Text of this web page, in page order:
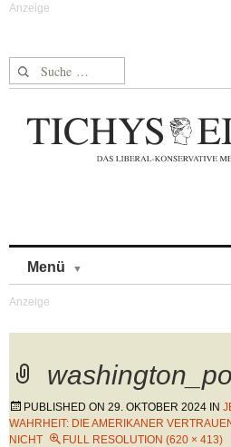
Suche nach:
Menü
PUBLISHED ON 29. OKTOBER 2024 IN
WAHRHEIT: DIE AMERIKANER
NICHT
FULL RESOLUTION (620 × 413)